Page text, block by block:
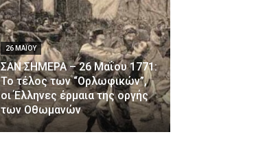
26 ΜΑΪ́ΟΥ
ΣΑΝ ΣΗΜΕΡΑ – 26 Μαΐου 1771:
Το τέλος των “Ορλωφικών”,
οι Έλληνες έρμαια της οργής
των Οθωμανών